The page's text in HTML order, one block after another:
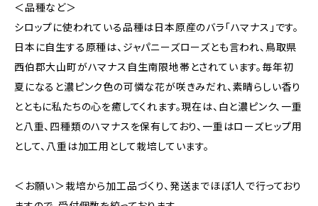
＜品種など＞
シロップに使われている品種は日本原産のバラ「ハマナス」です。
日本に自生する原種は、ジャパニーズローズとも言われ、鳥取県
西伯郡大山町がハマナス自生南限地帯とされています。毎年初
夏になると濃ピンク色の可憐な花が咲きみだれ、素晴らしい香り
とともに私たちの心を癒してくれます。現在は、白と濃ピンク、一重
と八重、四種類のハマナスを保有しており、一重はローズヒップ用
として、八重は加工用として栽培しています。
＜お願い＞栽培から加工品づくり、発送までほぼ1人で行っており